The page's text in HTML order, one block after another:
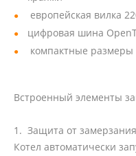
европейская вилка
цифровая шина
компактные
Встроенный элементы
1. Защита от замерзания
Котел автоматически